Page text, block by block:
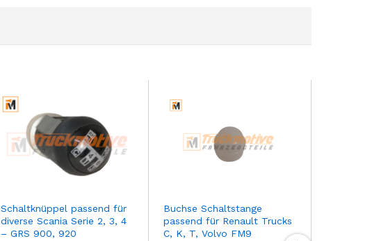
Schaltknüppel passend für
diverse Scania Serie 2, 3, 4
– GRS 900, 920
Buchse Schaltstange
passend für Renault Trucks
C, K, T, Volvo FM9